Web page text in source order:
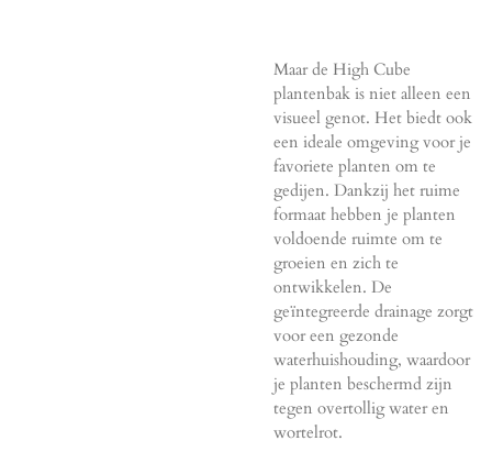
Maar de High Cube
plantenbak is niet alleen een
visueel genot. Het biedt ook
een ideale omgeving voor je
favoriete planten om te
gedijen. Dankzij het ruime
formaat hebben je planten
voldoende ruimte om te
groeien en zich te
ontwikkelen. De
geïntegreerde drainage zorgt
voor een gezonde
waterhuishouding, waardoor
je planten beschermd zijn
tegen overtollig water en
wortelrot.